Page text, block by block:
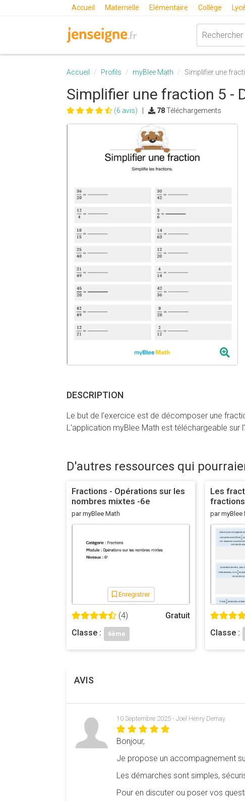
Accueil Maternelle Elémentaire Collège
Accueil Profils myBlee Math Simplifier une
Simplifier une fraction 5 -
(6 avis) 78Téléchargements
DESCRIPTION
Le but de l'exercice est de décomposer une
L'application myBlee Math est téléchargeable
D'autres ressources qui
Fractions - Opérations sur les
nombres mixtes -6e
par myBlee Math
Enregistrer
(4)
Gratuit
Classe :
6ème
Les
par myBlee
Classe :
AVIS
10 Septembre 2025 - Joel Henry Demay
Bonjour,
Je propose un accompagnement
Les démarches sont simples,
Pour en discuter ou poser vos